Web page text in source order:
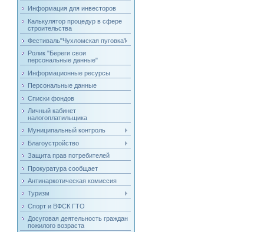
Информация для инвесторов
Калькулятор процедур в сфере
строительства
Фестиваль"Чухломская пуговка"
Ролик "Береги свои
персональные данные"
Информационные ресурсы
Персональные данные
Списки фондов
Личный кабинет
налогоплатильщика
Муниципальный контроль
Благоустройство
Защита прав потребителей
Прокуратура сообщает
Антинаркотическая комиссия
Туризм
Спорт и ВФСК ГТО
Досуговая деятельность граждан
пожилого возраста